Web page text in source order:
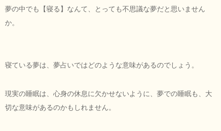
夢の中でも【寝る】なんて、とっても不思議な夢だと思いません
か。
寝ている夢は、夢占いではどのような意味があるのでしょう。
現実の睡眠は、心身の休息に欠かせないように、夢での睡眠も、大
切な意味があるのかもしれません。